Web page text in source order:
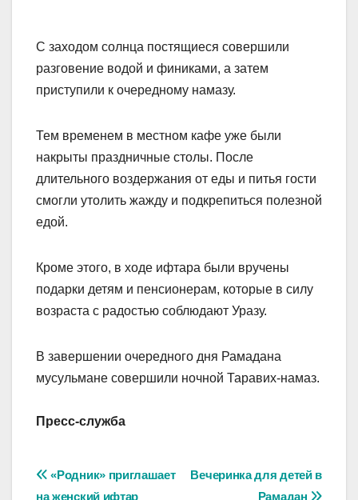
С заходом солнца постящиеся совершили
разговение водой и финиками, а затем
приступили к очередному намазу.
Тем временем в местном кафе уже были
накрыты праздничные столы. После
длительного воздержания от еды и питья гости
смогли утолить жажду и подкрепиться полезной
едой.
Кроме этого, в ходе ифтара были вручены
подарки детям и пенсионерам, которые в силу
возраста с радостью соблюдают Уразу.
В завершении очередного дня Рамадана
мусульмане совершили ночной Таравих-намаз.
Пресс-служба
Навигация
Вечеринка для детей в
Рамадан
«Родник» приглашает
на женский ифтар